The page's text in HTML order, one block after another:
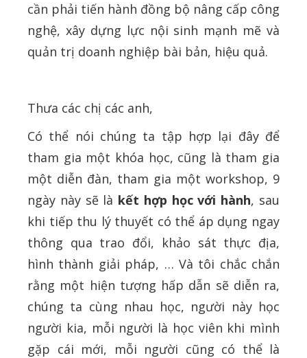
cần phải tiến hành đồng bộ nâng cấp công
nghệ, xây dựng lực nội sinh mạnh mẽ và
quản trị doanh nghiệp bài bản, hiệu quả.
Thưa các chị các anh,
Có thể nói chúng ta tập hợp lại đây để
tham gia một khóa học, cũng là tham gia
một diễn đàn, tham gia một workshop, 9
ngày này sẽ là kết hợp học với hành, sau
khi tiếp thu lý thuyết có thể áp dụng ngay
thông qua trao đổi, khảo sát thực địa,
hình thành giải pháp, … Và tôi chắc chắn
rằng một hiện tượng hấp dẫn sẽ diễn ra,
chúng ta cùng nhau học, người này học
người kia, mỗi người là học viên khi mình
gặp cái mới, mỗi người cũng có thể là